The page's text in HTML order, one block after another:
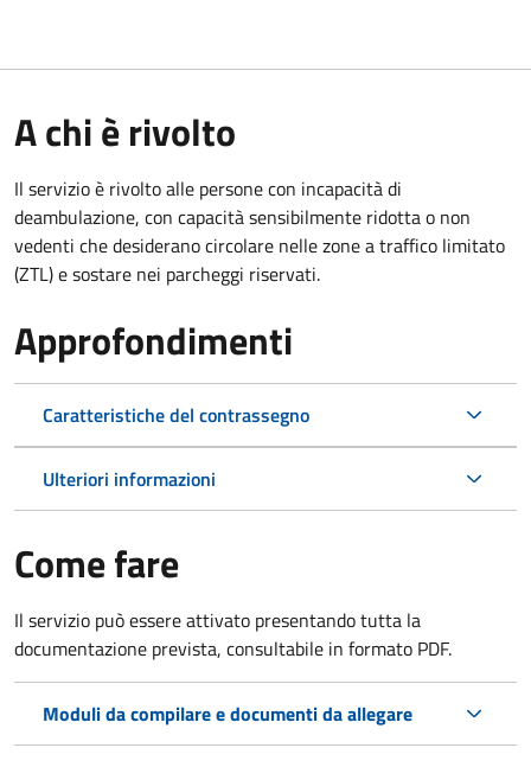
A chi è rivolto
Il servizio è rivolto alle persone con incapacità di
deambulazione, con capacità sensibilmente ridotta o non
vedenti che desiderano circolare nelle zone a traffico limitato
(ZTL) e sostare nei parcheggi riservati.
Approfondimenti
Caratteristiche del contrassegno
Ulteriori informazioni
Come fare
Il servizio può essere attivato presentando tutta la
documentazione prevista, consultabile in formato PDF.
Moduli da compilare e documenti da allegare